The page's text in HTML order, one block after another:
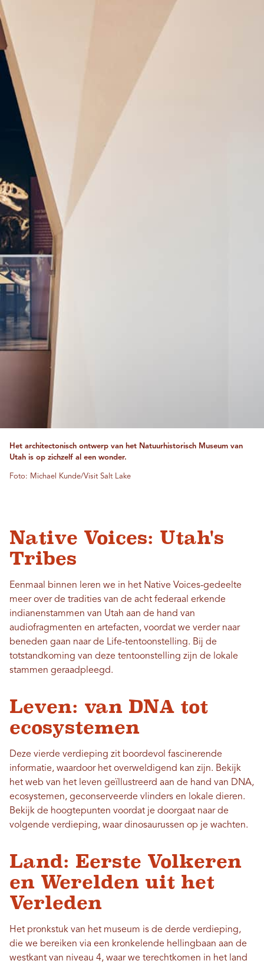
Het architectonisch ontwerp van het Natuurhistorisch Museum van
Utah is op zichzelf al een wonder.
Foto: Michael Kunde/Visit Salt Lake
Native Voices: Utah's
Tribes
Eenmaal binnen leren we in het Native Voices-gedeelte
meer over de tradities van de acht federaal erkende
indianenstammen van Utah aan de hand van
audiofragmenten en artefacten, voordat we verder naar
beneden gaan naar de Life-tentoonstelling. Bij de
totstandkoming van deze tentoonstelling zijn de lokale
stammen geraadpleegd.
Leven: van DNA tot
ecosystemen
Deze vierde verdieping zit boordevol fascinerende
informatie, waardoor het overweldigend kan zijn. Bekijk
het web van het leven geïllustreerd aan de hand van DNA,
ecosystemen, geconserveerde vlinders en lokale dieren.
Bekijk de hoogtepunten voordat je doorgaat naar de
volgende verdieping, waar dinosaurussen op je wachten.
Land: Eerste Volkeren
en Werelden uit het
Verleden
Het pronkstuk van het museum is de derde verdieping,
die we bereiken via een kronkelende hellingbaan aan de
westkant van niveau 4, waar we terechtkomen in het land